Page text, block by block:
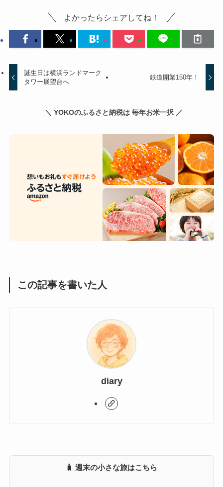
よかったらシェアしてね！
誕生日は横浜ランドマーク
タワー展望台へ
鉄道開業150年！
＼ YOKOのふるさと納税は 毎年お米一択 ／
この記事を書いた人
diary
🧳 週末の小さな旅はこちら